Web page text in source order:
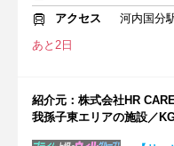
アクセス
河内国分
あと2日
紹介元：株式会社HR
我孫子東エリアの施設／